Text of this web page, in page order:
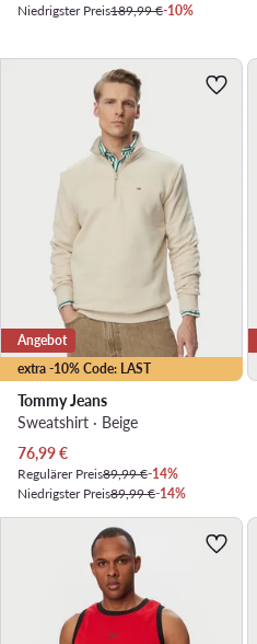
Niedrigster Preis189,99 €-10%
extra -10% Code: LAST
Angebot
Tommy Jeans
Sweatshirt · Beige
Aktueller Preis
76,99€
Regulärer Preis89,99 €-14%
Niedrigster Preis89,99 €-14%